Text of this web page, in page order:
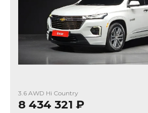
3.6 AWD Hi Country
8 434 321 ₽